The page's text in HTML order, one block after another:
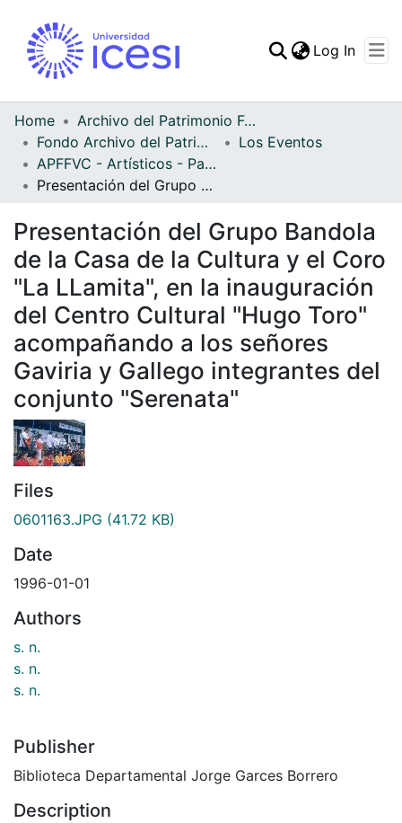
Statistics
Log In
Home
Archivo del Patrimonio Fotográfico y Fílmico del Valle del Cauca
Fondo Archivo del Patrimonio Fotográfico y Fílmico del Valle del Cauca
Los Eventos
APFFVC - Artísticos - Patrimonial
Presentación del Grupo Bandola de la Casa de la Cultura y el Coro "La LLamita", en la inauguración del Centro Cultural "Hugo Toro" acompañando a los señores Gaviria y Gallego integrantes del conjunto "Serenata"
Presentación del Grupo Bandola
de la Casa de la Cultura y el Coro
"La LLamita", en la inauguración
del Centro Cultural "Hugo Toro"
acompañando a los señores
Gaviria y Gallego integrantes del
conjunto "Serenata"
Files
0601163.JPG (41.72 KB)
Date
1996-01-01
Authors
s. n.
s. n.
s. n.
Publisher
Biblioteca Departamental Jorge Garces Borrero
Description